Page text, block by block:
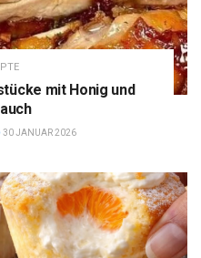
mit Honig und
30 JANUAR 2026